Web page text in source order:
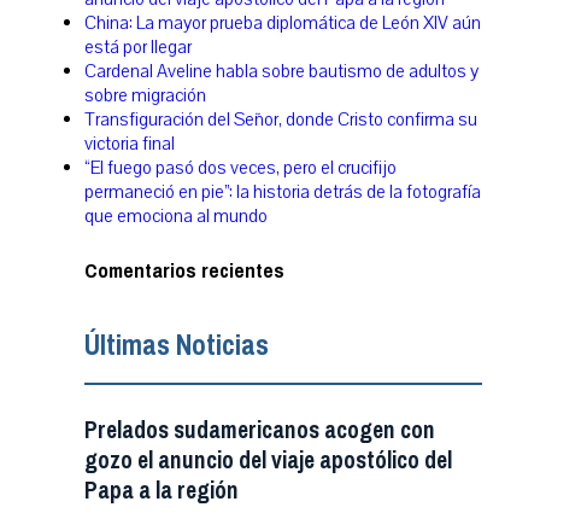
China: La mayor prueba diplomática de León XIV aún
está por llegar
Cardenal Aveline habla sobre bautismo de adultos y
sobre migración
Transfiguración del Señor, donde Cristo confirma su
victoria final
“El fuego pasó dos veces, pero el crucifijo
permaneció en pie”: la historia detrás de la fotografía
que emociona al mundo
Comentarios recientes
Últimas Noticias
Prelados sudamericanos acogen con
gozo el anuncio del viaje apostólico del
Papa a la región